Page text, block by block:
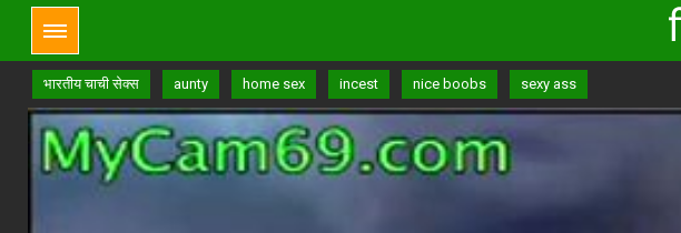
भारतीय चाची सेक्स aunty home sex incest nice boobs sexy ass